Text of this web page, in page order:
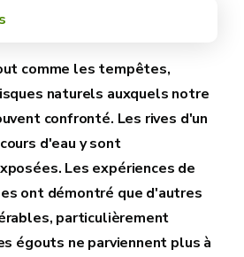
comme les tempêtes,
naturels auxquels notre
confronté. Les rives d'un
d'eau y sont
Les expériences de
ont démontré que d'autres
particulièrement
égouts ne parviennent plus à